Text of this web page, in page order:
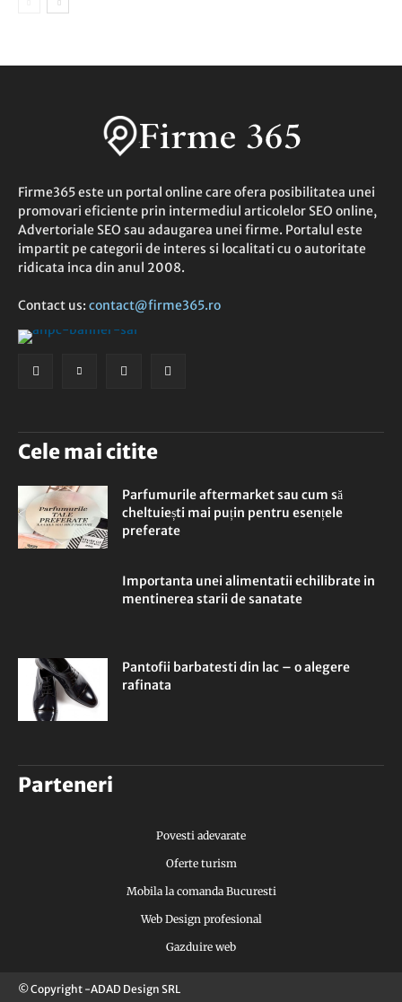
Firme365 este un portal online care ofera posibilitatea unei
promovari eficiente prin intermediul articolelor SEO online,
Advertoriale SEO sau adaugarea unei firme. Portalul este
impartit pe categorii de interes si localitati cu o autoritate
ridicata inca din anul 2008.
Contact us: contact@firme365.ro
Cele mai citite
Parfumurile aftermarket sau cum să
cheltuiești mai puțin pentru esențele
preferate
Importanta unei alimentatii echilibrate in
mentinerea starii de sanatate
Pantofii barbatesti din lac – o alegere
rafinata
Parteneri
Povesti adevarate
Oferte turism
Mobila la comanda Bucuresti
Web Design profesional
Gazduire web
© Copyright -ADAD Design SRL